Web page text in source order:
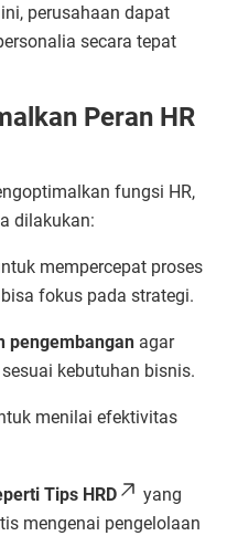
perusahaan dapat
secara tepat
Peran HR
fungsi HR,
dilakukan:
mempercepat proses
fokus pada strategi.
pengembangan agar
kebutuhan bisnis.
menilai efektivitas
Tips HRD
yang
mengenai pengelolaan